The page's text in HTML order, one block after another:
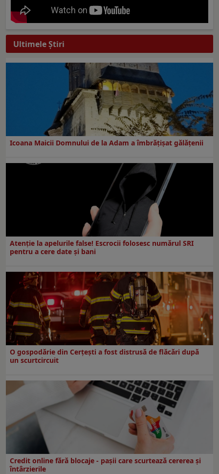
Ultimele Ştiri
Icoana Maicii Domnului de la Adam a îmbrățișat gălățenii
Atenție la apelurile false! Escrocii folosesc numărul SRI
pentru a cere date și bani
O gospodărie din Cerțești a fost distrusă de flăcări după
un scurtcircuit
Credit online fără blocaje - pașii care scurtează cererea și
întârzierile